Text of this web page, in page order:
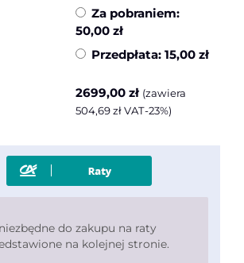
Za pobraniem:
50,00 zł
Przedpłata: 15,00 zł
2699,00 zł (zawiera
504,69złVAT-23%)
do zakupu na raty
na kolejnej stronie.